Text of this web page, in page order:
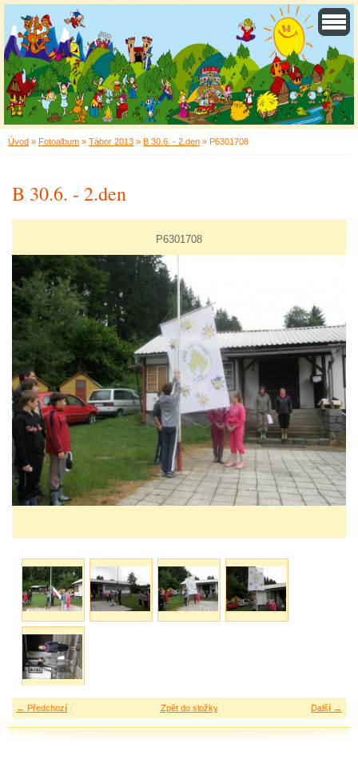
Úvod » Fotoalbum » Tábor 2013 » B 30.6. - 2.den » P6301708
B 30.6. - 2.den
P6301708
← Předchozí Další →
Zpět do složky